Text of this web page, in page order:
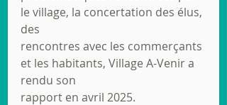
le village, la concertation des élus,
des
rencontres avec les commerçants
et les habitants, Village A-Venir a
rendu son
rapport en avril 2025.